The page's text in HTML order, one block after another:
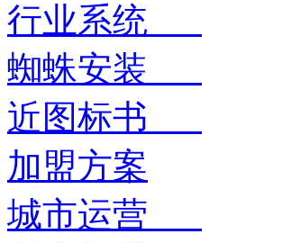
行业系统
蜘蛛安装
近图标书
加盟方案
城市运营